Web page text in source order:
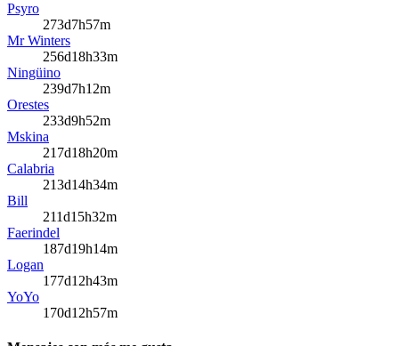
Psyro
273d7h57m
Mr Winters
256d18h33m
Ningüino
239d7h12m
Orestes
233d9h52m
Mskina
217d18h20m
Calabria
213d14h34m
Bill
211d15h32m
Faerindel
187d19h14m
Logan
177d12h43m
YoYo
170d12h57m